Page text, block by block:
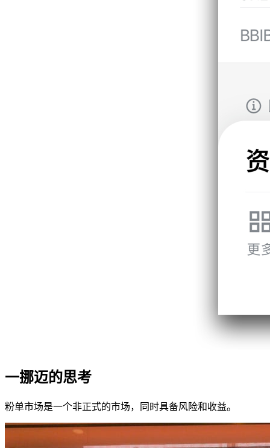
一挪迈的思考
粉单市场是一个非正式的市场，同时具备风险和收益。